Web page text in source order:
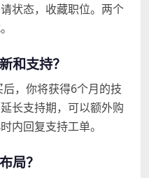
状态，收藏职位。两个
和支持？
，你将获得6个月的技
长支持期，可以额外购
内回复支持工单。
局？